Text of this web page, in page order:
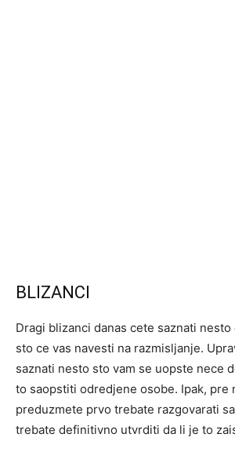
BLIZANCI
Dragi blizanci danas cete saznati
sto ce vas navesti na razmisljanje.
saznati nesto sto vam se uopste nece
to saopstiti odredjene osobe. Ipak, pre
preduzmete prvo trebate razgovarati
trebate definitivno utvrditi da li je to